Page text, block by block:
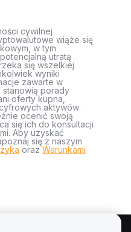
cywilnej
wiąże się
w tym
utratą
się wszelkiej
wyniki
zawarte w
stanowią porady
oferty kupna,
aktywów.
ocenić swoją
się ich do konsultacji
Aby uzyskać
się z naszym
orazWarunkami